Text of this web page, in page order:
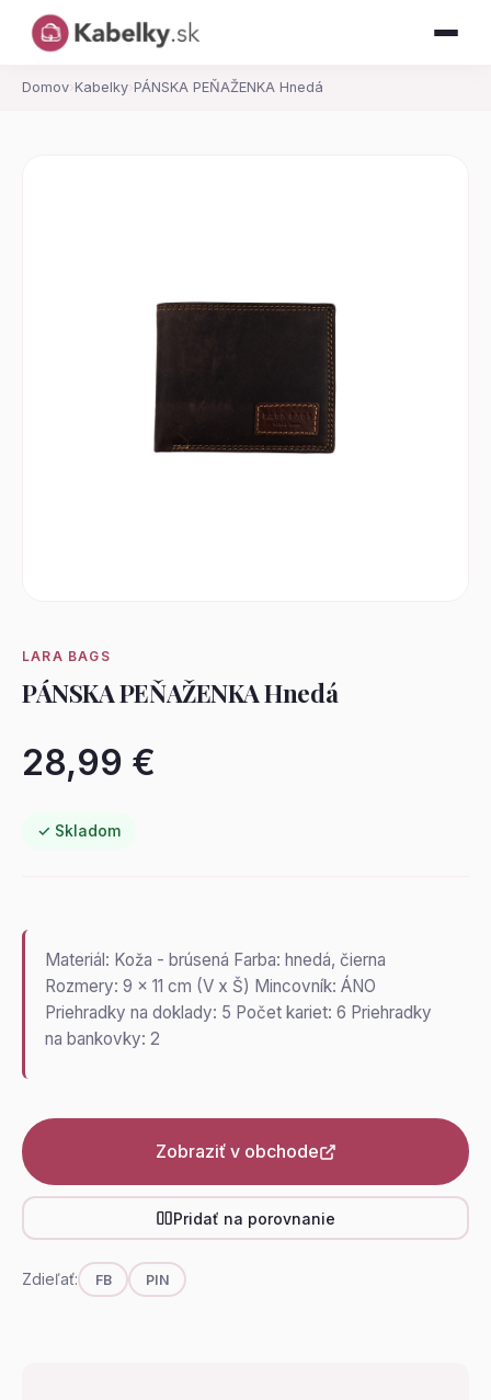
Domov› Kabelky› PÁNSKA PEŇAŽENKA Hnedá
LARA BAGS
PÁNSKA PEŇAŽENKA Hnedá
28,99 €
✓ Skladom
Materiál: Koža - brúsená Farba: hnedá, čierna
Rozmery: 9 x 11 cm (V x Š) Mincovník: ÁNO
Priehradky na doklady: 5 Počet kariet: 6 Priehradky
na bankovky: 2
Zobraziť v obchode
Pridať na porovnanie
Zdieľať: FB PIN